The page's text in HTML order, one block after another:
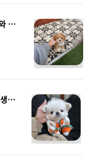
토이푸들분양 – 사랑스러운 강아지와 함께하는 특별한 반려생활 시작하기
강아지 키우기 – 처음 시작하는 반려생활의 즐거움